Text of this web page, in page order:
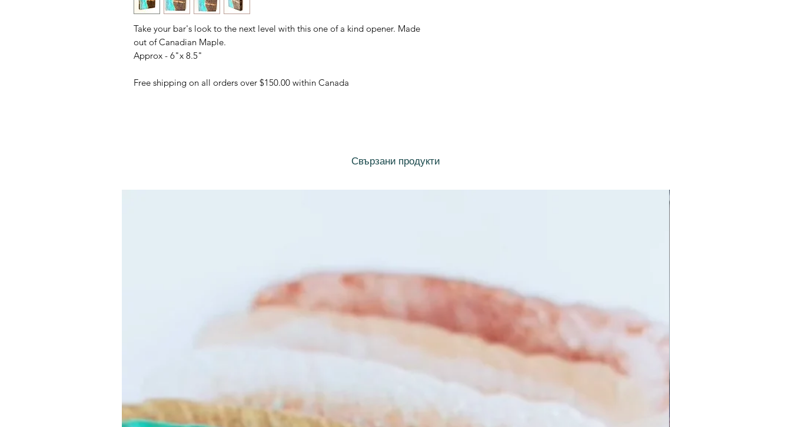
Take your bar's look to the next level with this one of a kind opener. Made
out of Canadian Maple.
Approx - 6"x 8.5"
Free shipping on all orders over $150.00 within Canada
Свързани продукти